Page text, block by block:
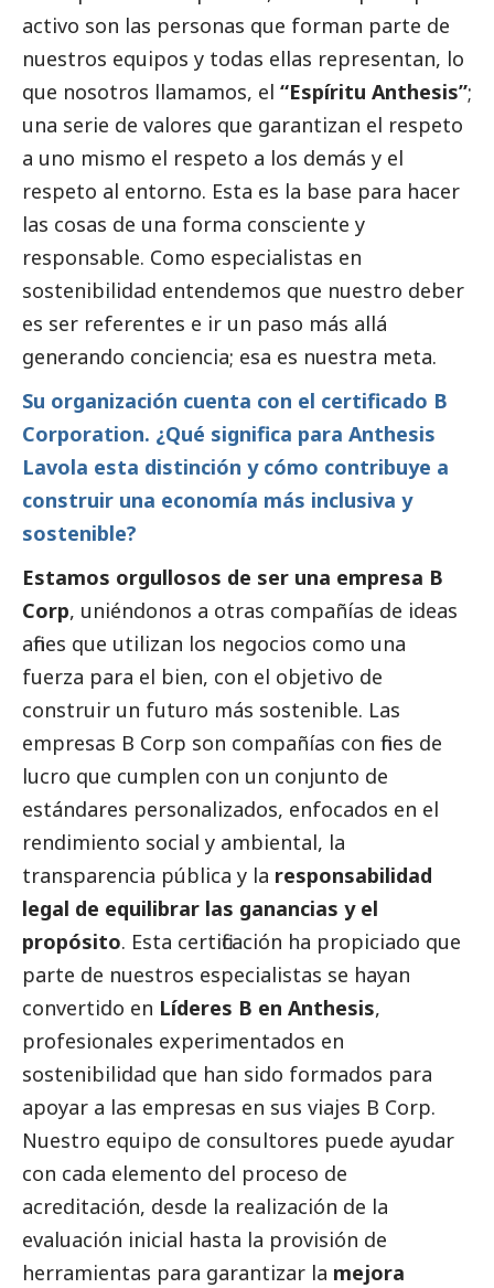
activo son las personas que forman parte de
nuestros equipos y todas ellas representan, lo
que nosotros llamamos, el “Espíritu Anthesis”;
una serie de valores que garantizan el respeto
a uno mismo el respeto a los demás y el
respeto al entorno. Esta es la base para hacer
las cosas de una forma consciente y
responsable. Como especialistas en
sostenibilidad entendemos que nuestro deber
es ser referentes e ir un paso más allá
generando conciencia; esa es nuestra meta.
Su organización cuenta con el certificado B
Corporation. ¿Qué significa para Anthesis
Lavola esta distinción y cómo contribuye a
construir una economía más inclusiva y
sostenible?
Estamos orgullosos de ser una empresa B
Corp, uniéndonos a otras compañías de ideas
afines que utilizan los negocios como una
fuerza para el bien, con el objetivo de
construir un futuro más sostenible. Las
empresas B Corp son compañías con fines de
lucro que cumplen con un conjunto de
estándares personalizados, enfocados en el
rendimiento social y ambiental, la
transparencia pública y la responsabilidad
legal de equilibrar las ganancias y el
propósito. Esta certificación ha propiciado que
parte de nuestros especialistas se hayan
convertido en Líderes B en Anthesis,
profesionales experimentados en
sostenibilidad que han sido formados para
apoyar a las empresas en sus viajes B Corp.
Nuestro equipo de consultores puede ayudar
con cada elemento del proceso de
acreditación, desde la realización de la
evaluación inicial hasta la provisión de
herramientas para garantizar la mejora